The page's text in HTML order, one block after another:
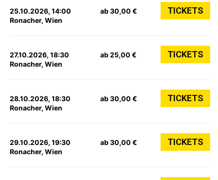
25.10.2026, 14:00
Ronacher, Wien
ab 30,00 € TICKETS
27.10.2026, 18:30
Ronacher, Wien
ab 25,00 € TICKETS
28.10.2026, 18:30
Ronacher, Wien
ab 30,00 € TICKETS
29.10.2026, 19:30
Ronacher, Wien
ab 30,00 € TICKETS